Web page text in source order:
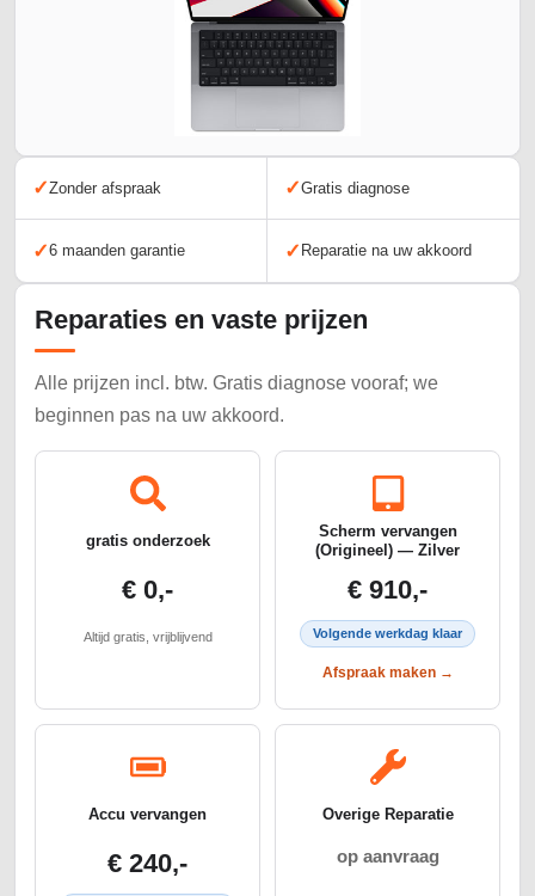
✓Zonder afspraak ✓Gratis diagnose
✓6 maanden garantie ✓ Reparatie na uw akkoord
Reparaties en vaste prijzen
Alle prijzen incl. btw. Gratis diagnose vooraf; we
beginnen pas na uw akkoord.
gratis onderzoek
€ 0,-
Altijd gratis, vrijblijvend
Scherm vervangen
(Origineel) — Zilver
€ 910,-
Volgende werkdag klaar
Afspraak maken →
Accu vervangen
€ 240,-
Overige Reparatie
op aanvraag